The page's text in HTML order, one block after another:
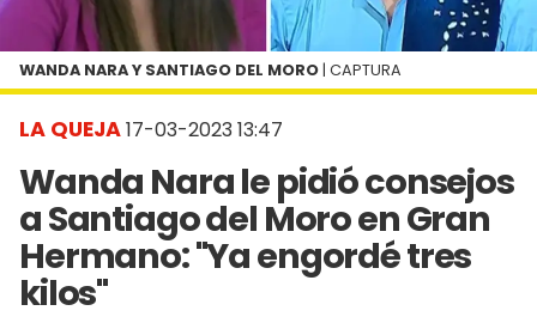
LA QUEJA17-03-2023 13:47
Wanda Nara le pidió consejos
a Santiago del Moro en Gran
Hermano: "Ya engordé tres
kilos"
WANDA NARA Y SANTIAGO DEL MORO | CAPTURA